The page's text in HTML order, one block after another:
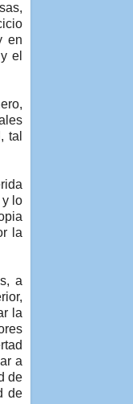
en
el
tal
lo
la
a
la
a
de
de